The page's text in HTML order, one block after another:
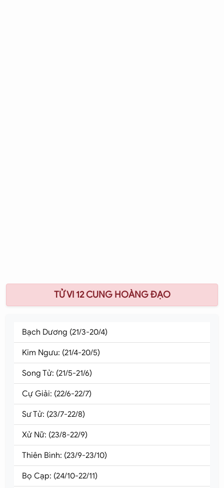
TỬ VI 12 CUNG HOÀNG ĐẠO
Bạch Dương (21/3-20/4)
Kim Ngưu: (21/4-20/5)
Song Tử: (21/5-21/6)
Cự Giải: (22/6-22/7)
Sư Tử: (23/7-22/8)
Xử Nữ: (23/8-22/9)
Thiên Bình: (23/9-23/10)
Bọ Cạp: (24/10-22/11)